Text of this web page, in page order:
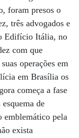
foram presos o
três advogados e
Edifício Itália, no
com que
operações em
em Brasília os
começa a fase
de
emblemático pela
exista